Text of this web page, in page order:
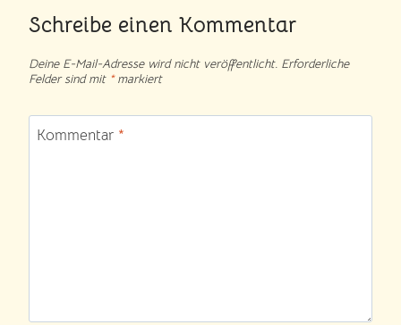
Schreibe einen Kommentar
Deine E-Mail-Adresse wird nicht veröffentlicht. Erforderliche
Felder sind mit *markiert
Kommentar *